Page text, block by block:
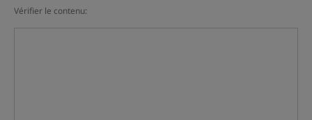
Vérifier le contenu: